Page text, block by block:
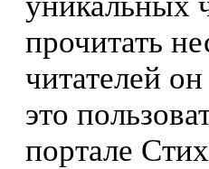
прочитать
читателей
это
портале